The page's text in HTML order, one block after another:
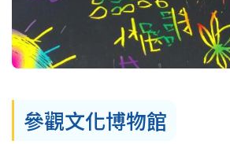
參觀文化博物館